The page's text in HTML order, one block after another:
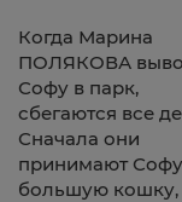
Когда Марина
ПОЛЯКОВА
Софу в парк,
сбегаются все
Сначала они
принимают
большую кошку,